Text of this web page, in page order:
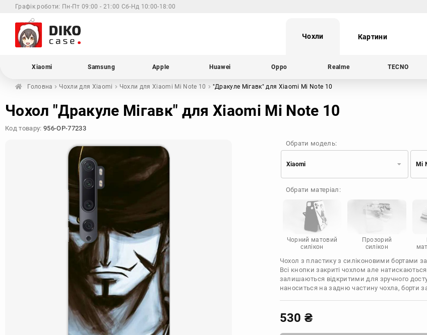
Графік роботи: Пн-Пт 09:00 - 21:00 Сб-Нд 10:00-18:00
Чохли Картини
Xiaomi Samsung Apple Huawei Oppo Realme TECNO
Головна Чохли для Xiaomi Чохли для Xiaomi Mi Note 10 "Дракуле Мігавк" для Xiaomi Mi Note 10
Чохол "Дракуле Мігавк" для Xiaomi Mi Note 10
Код товару: 956-OP-77233
Обрати модель:
Xiaomi
Samsung
Apple
OnePlus
Google
Doogee
Motorola
Mi
Обрати матеріал:
Чорний матовий
силікон
Прозорий
силікон
Чохол з пластику з силіконовими бортами
Всі кнопки закриті чохлом але
залишаються відкритими для зручного
наноситься на задню частину чохла, борти
530 ₴